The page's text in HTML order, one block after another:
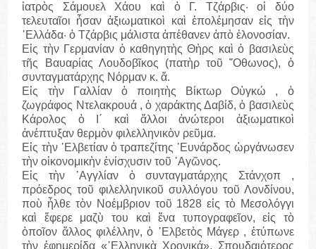
ἰατρὸς Σάμουελ Χάου καὶ ὁ Γ. Τζάρβις· οἱ δύο
τελευταῖοι ἦσαν ἀξιωματικοὶ καὶ ἐπολέμησαν εἰς τὴν
῾Ελλάδα· ὁ Τζάρβις μάλιστα ἀπέθανεν ἀπὸ ἑλονοσίαν.
Εἰς τὴν Γερμανίαν ὁ καθηγητὴς Θὴρς καὶ ὁ βασιλεὺς
τῆς Βαυαρίας Λουδοβῖκος (πατὴρ τοῦ ῎Οθωνος), ὁ
συνταγματάρχης Νόρμαν κ. ἄ.
Εἰς τὴν Γαλλίαν ὁ ποιητὴς Βίκτωρ Οὑγκώ , ὁ
ζωγράφος Ντελακρουά , ὁ χαράκτης Δαβίδ, ὁ βασιλεὺς
Κάρολος ὁ Ι΄ καὶ ἄλλοι ἀνώτεροι ἀξιωματικοὶ
ἀνέπτυξαν θερμὸν φιλελληνικὸν ρεῦμα.
Εἰς τὴν ῾Ελβετίαν ὁ τραπεζίτης ᾽Ευνάρδος ὠργάνωσεν
τὴν οἰκονομικὴν ἐνίσχυσιν τοῦ ᾽Αγῶνος.
Εἰς τὴν ᾽Αγγλίαν ὁ συνταγματάρχης Στάνχοπ ,
πρόεδρος τοῦ φιλελληνικοῦ συλλόγου τοῦ Λονδίνου,
ποὺ ἦλθε τὸν Νοέμβριον τοῦ 1828 εἰς τὸ Μεσολόγγι
καὶ ἔφερε μαζὺ του καὶ ἕνα τυπογραφεῖον, εἰς τὸ
ὁποῖον ἄλλος φιλέλλην, ὁ ῾Ελβετὸς Μάγερ , ἐτύπωνε
τὴν ἐφημερίδα «῾Ελληνικὰ Χρονικά». Σπουδαιότερος